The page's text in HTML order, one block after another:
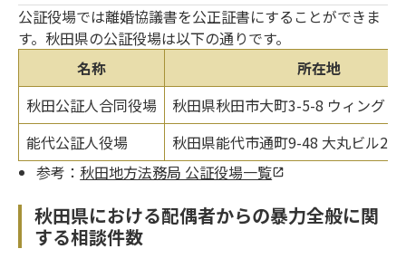
公証役場では離婚協議書を公正証書にすることができま
す。秋田県の公証役場は以下の通りです。
名称
所在地
秋田公証人合同役場
秋田県秋田市大町3-5-8 ウィング・
能代公証人役場
秋田県能代市通町9-48 大丸ビル2階
参考： 秋田地方法務局 公証役場一覧
秋田県における配偶者からの暴力全般に関
する相談件数